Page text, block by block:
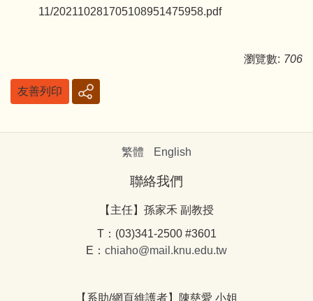
11/202110281705108951475958.pdf
瀏覽數: 706
友善列印
繁體 English
聯絡我們
【主任】孫家禾 副教授
T：(03)341-2500 #3601
E： chiaho@mail.knu.edu.tw
【系助/網頁維護者】陳慈愛 小姐